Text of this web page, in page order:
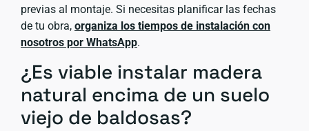
previas al montaje. Si necesitas planificar las fechas
de tu obra, organiza los tiempos de instalación con
nosotros por WhatsApp.
¿Es viable instalar madera
natural encima de un suelo
viejo de baldosas?